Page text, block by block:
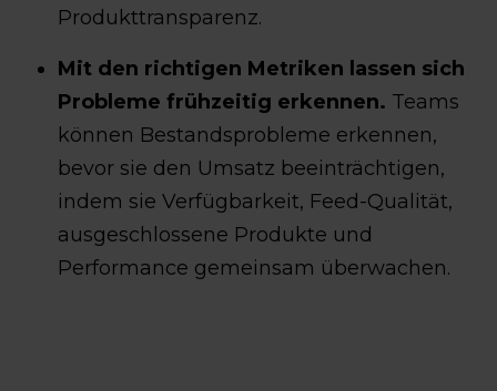
Produkttransparenz.
Mit den richtigen Metriken lassen sich
Probleme frühzeitig erkennen. Teams
können Bestandsprobleme erkennen,
bevor sie den Umsatz beeinträchtigen,
indem sie Verfügbarkeit, Feed-Qualität,
ausgeschlossene Produkte und
Performance gemeinsam überwachen.